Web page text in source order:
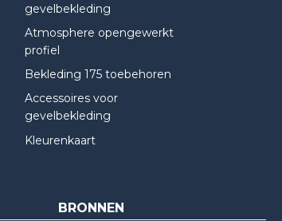
gevelbekleding
Atmosphere opengewerkt
profiel
Bekleding 175 toebehoren
Accessoires voor
gevelbekleding
Kleurenkaart
BRONNEN